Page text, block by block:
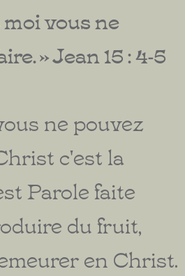
vous ne
» Jean 15 : 4-5
ne pouvez
c'est la
Parole faite
du fruit,
en Christ.